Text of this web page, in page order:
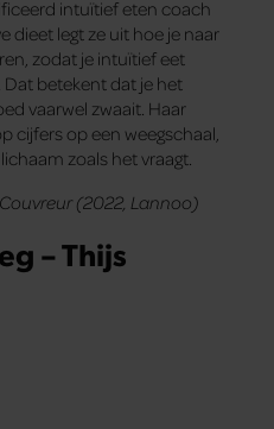
intuïtief eten coach
dieet legt ze uit hoe je naar
zodat je intuïtief eet
betekent dat je het
vaarwel zwaait. Haar
cijfers op een weegschaal,
zoals het vraagt.
(2022, Lannoo)
– Thijs